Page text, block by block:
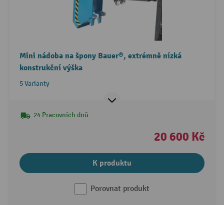
Mini nádoba na špony Bauer®, extrémně nízká
konstrukční výška
5 Varianty
24 Pracovních dnů
20 600 Kč
K produktu
Porovnat produkt